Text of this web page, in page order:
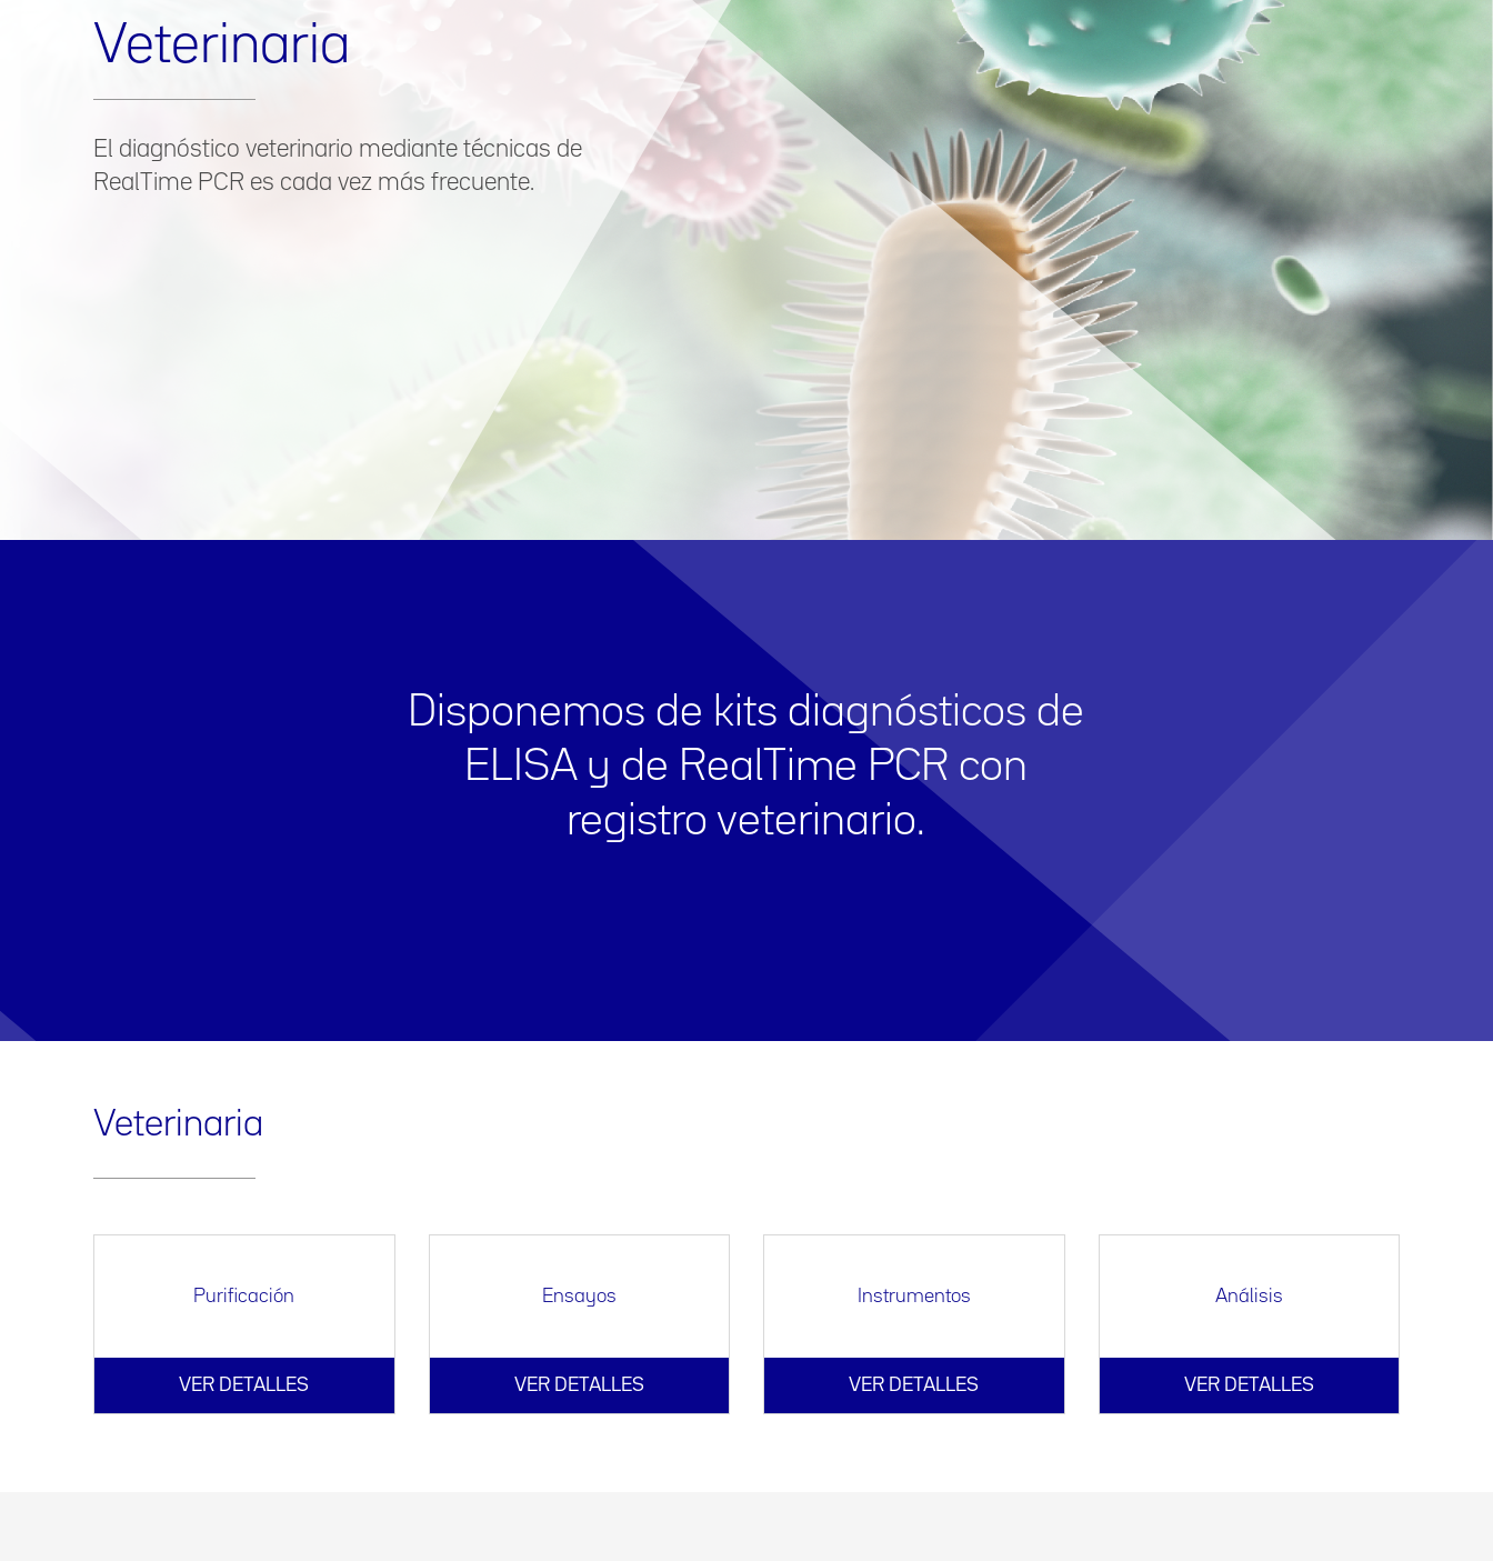
Veterinaria
El diagnóstico veterinario mediante técnicas de
RealTime PCR es cada vez más frecuente.
Disponemos de kits diagnósticos de
ELISA y de RealTime PCR con
registro veterinario.
Veterinaria
Purificación
VER DETALLES
Ensayos
VER DETALLES
Instrumentos
VER DETALLES
Análisis
VER DETALLES